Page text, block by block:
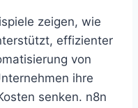
zeigen, wie
effizienter
von
ihre
senken. n8n